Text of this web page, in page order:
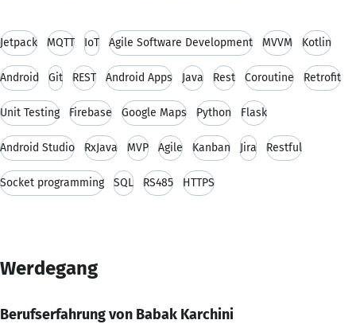
Jetpack MQTT IoT Agile Software Development MVVM Kotlin
Android Git REST Android Apps Java Rest Coroutine Retrofit
Unit Testing Firebase Google Maps Python Flask
Android Studio RxJava MVP Agile Kanban Jira Restful
Socket programming SQL RS485 HTTPS
Werdegang
Berufserfahrung von Babak Karchini